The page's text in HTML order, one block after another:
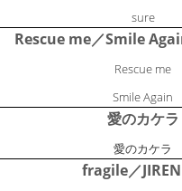
sure
Rescue me／Smile
Rescue me
Smile Again
愛のカケラ
愛のカケラ
fragile／